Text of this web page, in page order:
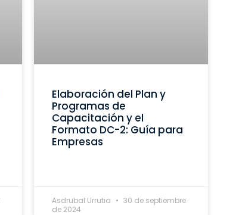
Elaboración del Plan y
Programas de
Capacitación y el
Formato DC-2: Guía para
Empresas
Asdrubal Urrutia
30 de septiembre
de 2024